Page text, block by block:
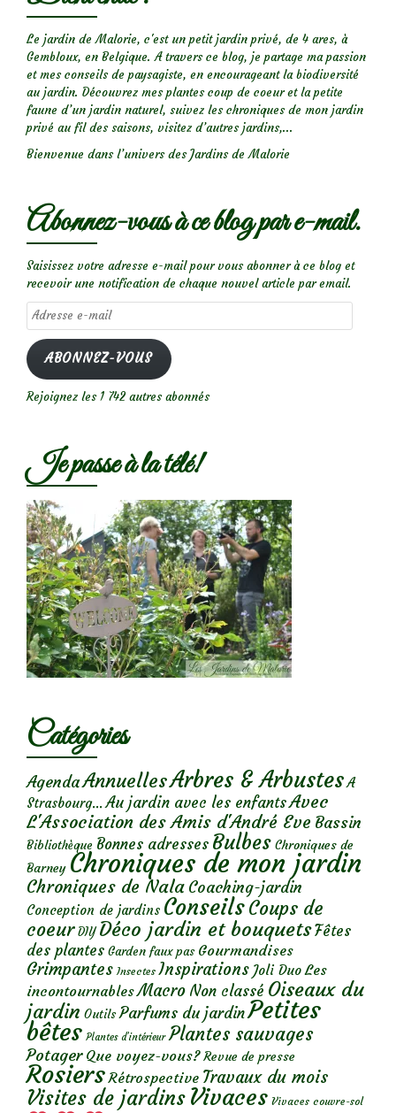
Le jardin de Malorie, c'est un petit jardin privé, de 4 ares, à
Gembloux, en Belgique. A travers ce blog, je partage ma passion
et mes conseils de paysagiste, en encourageant la biodiversité
au jardin. Découvrez mes plantes coup de coeur et la petite
faune d’un jardin naturel, suivez les chroniques de mon jardin
privé au fil des saisons, visitez d’autres jardins,...
Bienvenue dans l’univers des Jardins de Malorie
Abonnez-vous à ce blog par e-mail.
Saisissez votre adresse e-mail pour vous abonner à ce blog et
recevoir une notification de chaque nouvel article par email.
Adresse
e-
mail
ABONNEZ-VOUS
Rejoignez les 1 742 autres abonnés
Je passe à la télé!
Catégories
AgendaAnnuellesArbres & Arbustes A
Strasbourg... Au jardin avec les enfantsAvec
L'Association des Amis d'André Eve Bassin
Bibliothèque Bonnes adresses Bulbes Chroniques de
Barney Chroniques de mon jardin
Chroniques de Nala Coaching-jardin
Conception de jardins ConseilsCoups de
coeur DIY Déco jardin et bouquetsFêtes
des plantes Garden faux pas Gourmandises
Grimpantes Insectes Inspirations Joli Duo Les
incontournables Macro Non classé Oiseaux du
jardin Outils Parfums du jardinPetites
bêtes Plantes d’intérieur Plantes sauvages
Potager Que voyez-vous? Revue de presse
Rosiers Rétrospective Travaux du mois
Visites de jardins Vivaces Vivaces couvre-sol